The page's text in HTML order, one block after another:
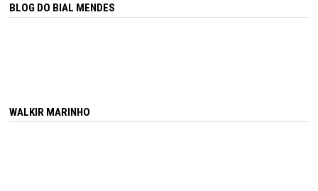
BLOG DO BIAL MENDES
WALKIR MARINHO